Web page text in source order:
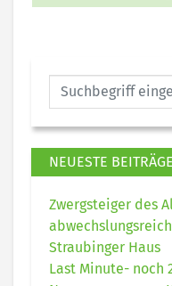
NEUESTE BEITRÄGE
Zwergsteiger des
Straubinger Haus
Last Minute- noch